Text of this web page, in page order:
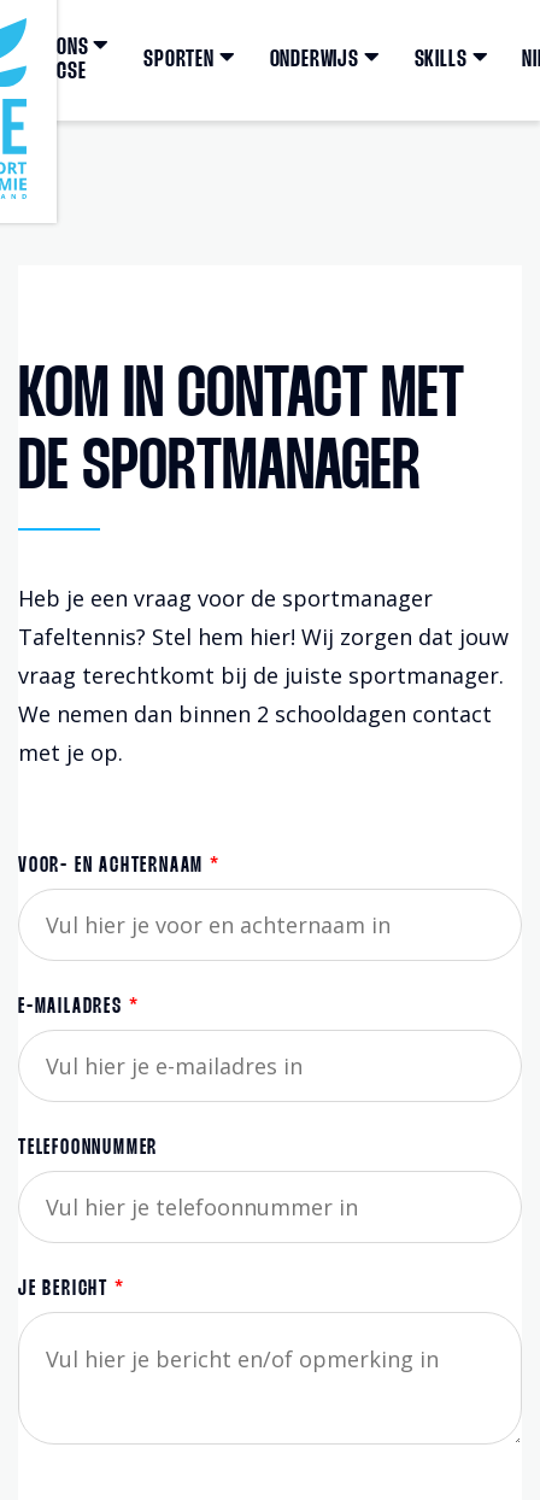
ONS
CSE
SPORTEN ONDERWIJS SKILLS
KOM IN CONTACT MET
DE SPORTMANAGER
Heb je een vraag voor de sportmanager
Tafeltennis? Stel hem hier! Wij zorgen dat jouw
vraag terechtkomt bij de juiste sportmanager.
We nemen dan binnen 2 schooldagen contact
met je op.
VOOR- EN ACHTERNAAM *
E-MAILADRES *
TELEFOONNUMMER
JE BERICHT *